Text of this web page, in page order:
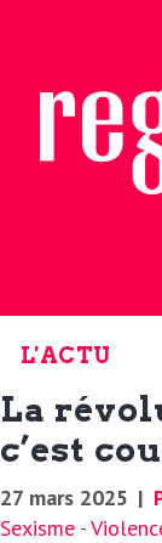
L'ACTU
La
c’est
27 mars 2025 |
Sexisme -